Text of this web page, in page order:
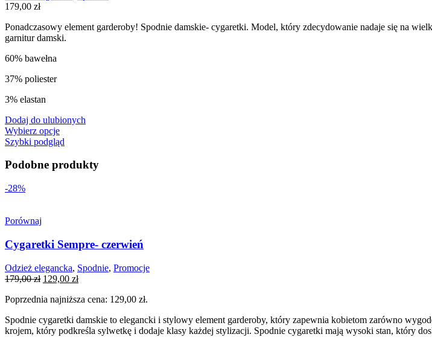
179,00 zł
Ponadczasowy element garderoby! Spodnie damskie- cygaretki. Model, który zdecydowanie nadaje się na
garnitur damski.
60% bawełna
37% poliester
3% elastan
Dodaj do ulubionych
Wybierz opcje
Szybki podgląd
Podobne produkty
-28%
Porównaj
Cygaretki Sempre- czerwień
Odzież elegancka, Spodnie, Promocje
179,00zł Pierwotna
wynosiła:
129,00 złAktualna
wynosi:
Poprzednia najniższa cena: 129,00 zł.
Spodnie cygaretki damskie to elegancki i stylowy element garderoby, który zapewnia kobietom zarówno
krojem, który podkreśla sylwetkę i dodaje klasy każdej stylizacji. Spodnie cygaretki mają wysoki stan, który